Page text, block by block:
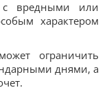
с вредными или
характером
ограничить
днями, а